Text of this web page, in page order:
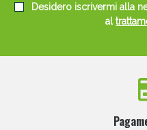
Desidero iscrivermi alla
al